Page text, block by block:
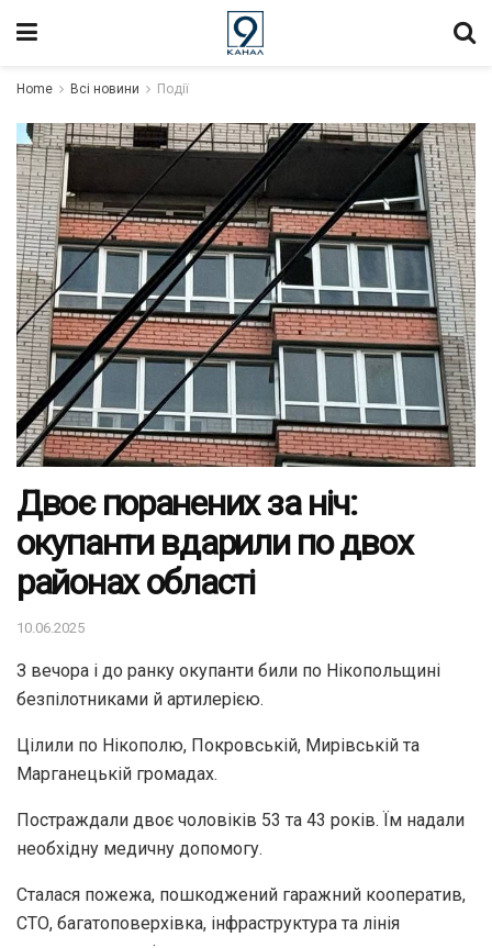
Home Всі новини Події
Двоє поранених за ніч:
окупанти вдарили по двох
районах області
10.06.2025
З вечора і до ранку окупанти били по Нікопольщині
безпілотниками й артилерією.
Цілили по Нікополю, Покровській, Мирівській та
Марганецькій громадах.
Постраждали двоє чоловіків 53 та 43 років. Їм надали
необхідну медичну допомогу.
Сталася пожежа, пошкоджений гаражний кооператив,
СТО, багатоповерхівка, інфраструктура та лінія